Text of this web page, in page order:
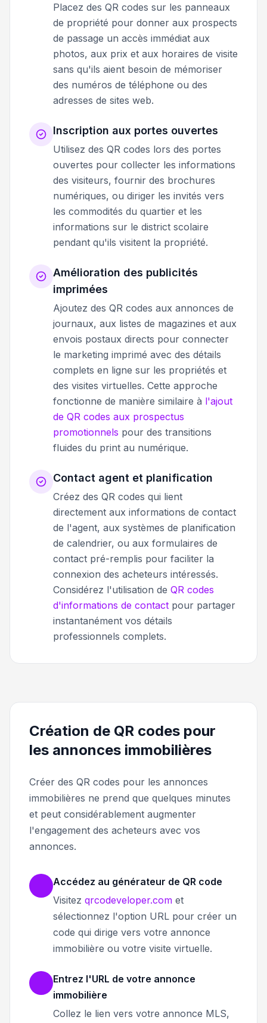
Placez des QR codes sur les panneaux
de propriété pour donner aux prospects
de passage un accès immédiat aux
photos, aux prix et aux horaires de visite
sans qu'ils aient besoin de mémoriser
des numéros de téléphone ou des
adresses de sites web.
Inscription aux portes ouvertes
Utilisez des QR codes lors des portes
ouvertes pour collecter les informations
des visiteurs, fournir des brochures
numériques, ou diriger les invités vers
les commodités du quartier et les
informations sur le district scolaire
pendant qu'ils visitent la propriété.
Amélioration des publicités
imprimées
Ajoutez des QR codes aux annonces de
journaux, aux listes de magazines et aux
envois postaux directs pour connecter
le marketing imprimé avec des détails
complets en ligne sur les propriétés et
des visites virtuelles. Cette approche
fonctionne de manière similaire à l'ajout
de QR codes aux prospectus
promotionnels pour des transitions
fluides du print au numérique.
Contact agent et planification
Créez des QR codes qui lient
directement aux informations de contact
de l'agent, aux systèmes de planification
de calendrier, ou aux formulaires de
contact pré-remplis pour faciliter la
connexion des acheteurs intéressés.
Considérez l'utilisation de QR codes
d'informations de contact pour partager
instantanément vos détails
professionnels complets.
Création de QR codes pour
les annonces immobilières
Créer des QR codes pour les annonces
immobilières ne prend que quelques minutes
et peut considérablement augmenter
l'engagement des acheteurs avec vos
annonces.
Accédez au générateur de QR code
Visitez qrcodeveloper.com et
sélectionnez l'option URL pour créer un
code qui dirige vers votre annonce
immobilière ou votre visite virtuelle.
Entrez l'URL de votre annonce
immobilière
Collez le lien vers votre annonce MLS,